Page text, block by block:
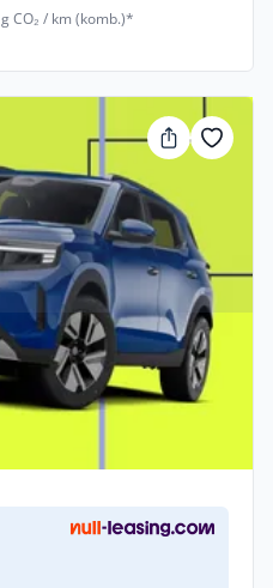
CO₂ / km (komb.)*
54-kWh-Batterie